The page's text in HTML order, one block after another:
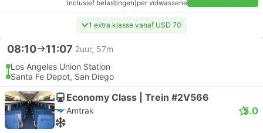
Inclusief belastingen per volwassene
1 extra klasse vanaf USD 70
08:10 11:07 2uur, 57m
Los Angeles Union Station
Santa Fe Depot, San Diego
Economy Class | Trein #2V566
Amtrak 5.0